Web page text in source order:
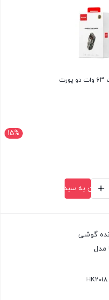
15%
+
افزودن به سبد خرید